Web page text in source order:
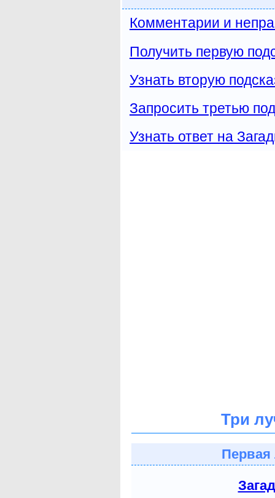
Комментарии и
Получить первую
Узнать вторую
Запросить третью
Узнать ответ на
Три
Первая